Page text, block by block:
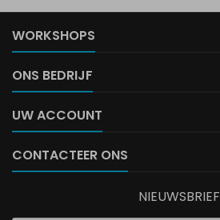
WORKSHOPS
ONS BEDRIJF
UW ACCOUNT
CONTACTEER ONS
NIEUWSBRIEF